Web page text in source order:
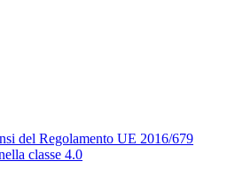
del Regolamento UE 2016/679
classe 4.0